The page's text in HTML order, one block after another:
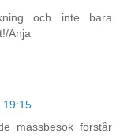
och inte bara
Anja
19:15
mässbesök förstår